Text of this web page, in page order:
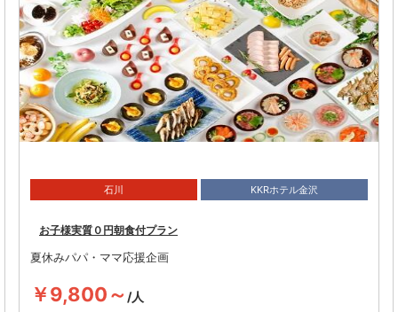
石川 KKRホテル金沢
お子様実質０円朝食付プラン
夏休みパパ・ママ応援企画
￥9,800～ /人